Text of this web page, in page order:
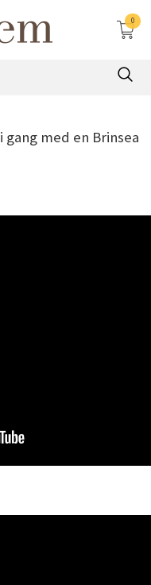
0
med en Brinsea